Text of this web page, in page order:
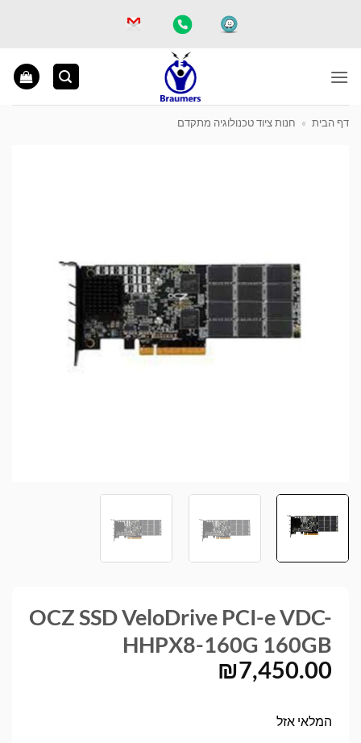
דף הבית » חנות ציוד טכנולוגיה מתקדם
OCZ SSD VeloDrive PCI-e VDC-
HHPX8-160G 160GB
₪7,450.00
המלאי אזל